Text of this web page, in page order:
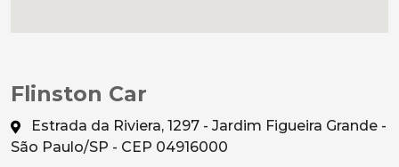
Flinston Car
Estrada da Riviera, 1297 - Jardim Figueira Grande -
São Paulo/SP - CEP 04916000